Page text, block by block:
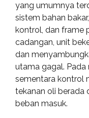
yang umumnya
sistem bahan
kontrol, dan frame
cadangan, unit
dan
utama gagal. Pada
sementara kontrol
tekanan oli berada
beban masuk.